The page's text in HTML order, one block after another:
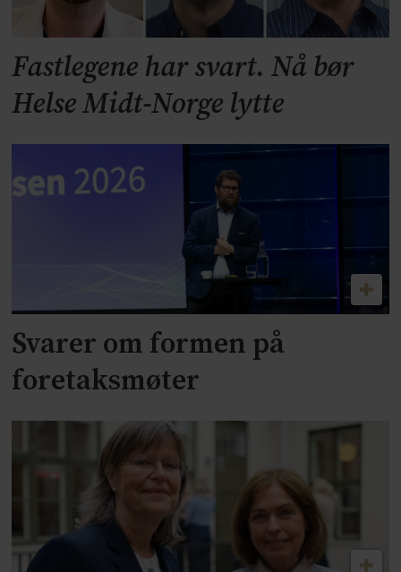
Fastlegene har svart. Nå bør
Helse Midt-Norge lytte
Svarer om formen på
foretaksmøter